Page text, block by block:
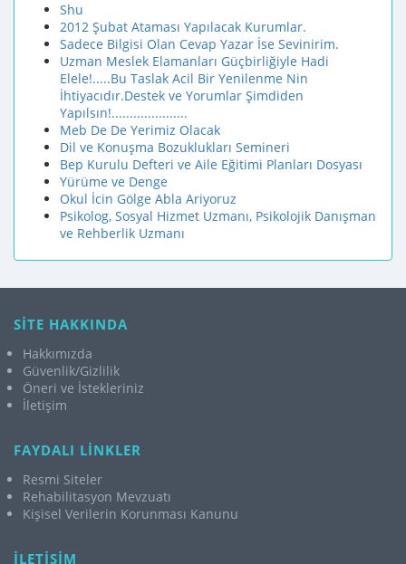
Shu
2012 Şubat Ataması Yapılacak Kurumlar.
Sadece Bilgisi Olan Cevap Yazar İse Sevinirim.
Uzman Meslek Elamanları Güçbirliğiyle Hadi
Elele!.....Bu Taslak Acil Bir Yenilenme Nin
İhtiyacıdır.Destek ve Yorumlar Şimdiden
Yapılsın!.....................
Meb De De Yerimiz Olacak
Dil ve Konuşma Bozuklukları Semineri
Bep Kurulu Defteri ve Aile Eğitimi Planları Dosyası
Yürüme ve Denge
Okul İcin Gölge Abla Ariyoruz
Psikolog, Sosyal Hizmet Uzmanı, Psikolojik Danışman
ve Rehberlik Uzmanı
SİTE HAKKINDA
Hakkımızda
Güvenlik/Gizlilik
Öneri ve İstekleriniz
İletişim
FAYDALI LİNKLER
Resmi Siteler
Rehabilitasyon Mevzuatı
Kişisel Verilerin Korunması Kanunu
İLETİŞİM